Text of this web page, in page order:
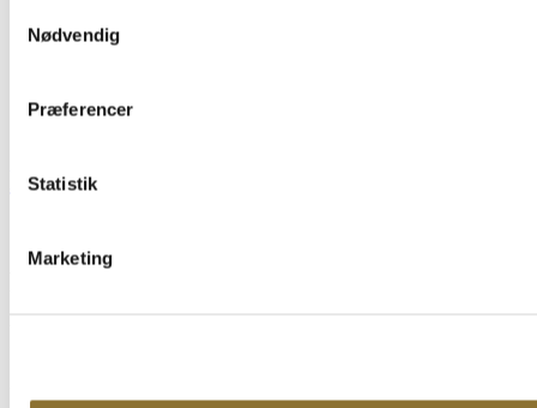
Nødvendig
Præferencer
Statistik
Marketing
© 2025 NORDTHY A/S
+45 97 99 71 50
Designet & udviklet af
Under dette beløb vil vi tillægge følgende fragtpriser: